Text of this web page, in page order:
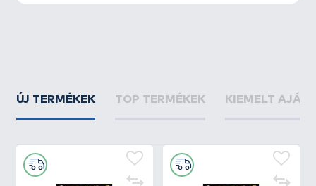
ÚJ TERMÉKEK TOP TERMÉKEK KIEMELT